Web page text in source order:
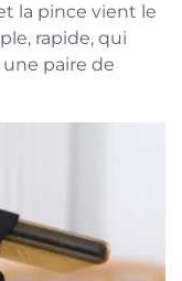
la pince vient le
rapide, qui
paire de